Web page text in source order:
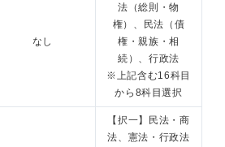
なし
法（総則・物
権）、民法（債
権・親族・相
続）、行政法
※上記含む16科目
から8科目選択
【択一】民法・商
法、憲法・行政法